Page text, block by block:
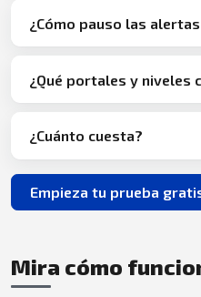
¿Cómo pauso las
¿Qué portales y niveles
¿Cuánto cuesta?
Empieza tu prueba
Mira cómo